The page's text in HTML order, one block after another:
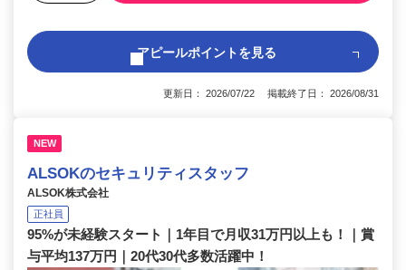
アピールポイントを見る
更新日： 2026/07/22 掲載終了日： 2026/08/31
NEW
ALSOKのセキュリティスタッフ
ALSOK株式会社
正社員
95%が未経験スタート｜1年目で月収31万円以上も！｜賞
与平均137万円｜20代30代多数活躍中！